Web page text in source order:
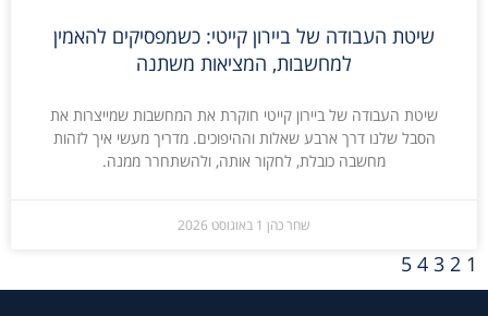
שיטת העבודה של ביירון קייטי: כשמפסיקים להאמין
למחשבות, המציאות משתנה
שיטת העבודה של ביירון קייטי חוקרת את המחשבות שמייצרות את
הסבל שלנו דרך ארבע שאלות וההיפוכים. מדריך מעשי איך לזהות
מחשבה כובלת, לחקור אותה, ולהשתחרר ממנה.
שחר כהן 1 באוגוסט 2026
1
2
3
4
5